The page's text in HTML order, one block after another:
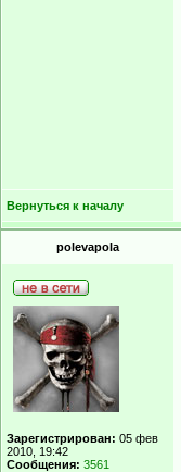
Вернуться к началу
polevapola
Зарегистрирован: 05 фев
2010, 19:42
Сообщения: 3561